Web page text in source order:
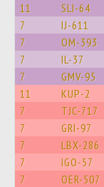
11 SLI-64
7 IJ-611
7 OM-393
7 IL-37
7 GMV-95
11 KUP-2
7 TJC-717
7 GRI-97
7 LBX-286
7 IGO-57
7 OER-507